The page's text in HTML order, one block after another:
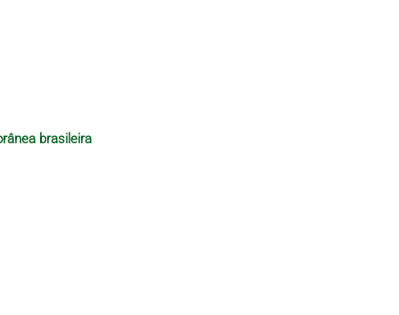
brasileira